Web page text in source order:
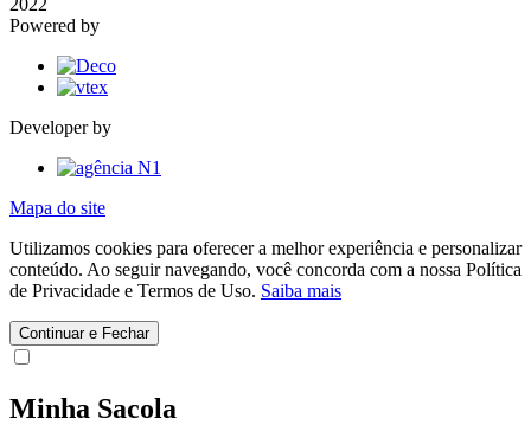
Powered by
Developer by
Mapa do site
Utilizamos cookies para oferecer a melhor experiência e personalizar
conteúdo. Ao seguir navegando, você concorda com a nossa Política
de Privacidade e Termos de Uso. Saiba mais
Continuar e Fechar
Minha Sacola